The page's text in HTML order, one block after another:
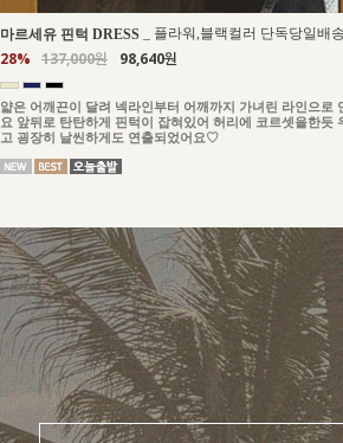
마르세유 핀턱 DRESS 플라워,블랙컬러 단독당일배송
28% 137,000원 98,640원
얇은 어깨끈이 달려 넥라인부터 어깨까지 가녀린 라인으로
요 앞뒤로 탄탄하게 핀턱이 잡혀있어 허리에 코르셋을한듯
고 굉장히 날씬하게도 연출되었어요♡